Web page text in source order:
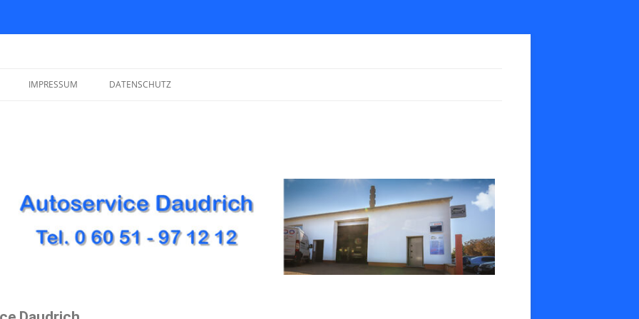
IMPRESSUM DATENSCHUTZ